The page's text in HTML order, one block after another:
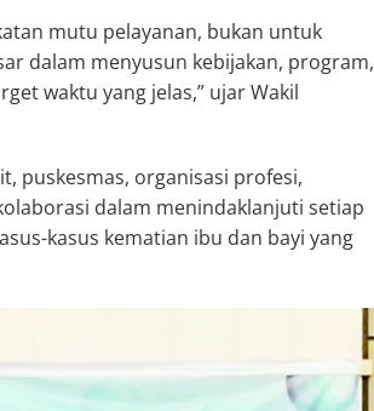
mutu pelayanan, bukan untuk
dalam menyusun kebijakan, program,
waktu yang jelas,” ujar Wakil
puskesmas, organisasi profesi,
dalam menindaklanjuti setiap
kasus kematian ibu dan bayi yang